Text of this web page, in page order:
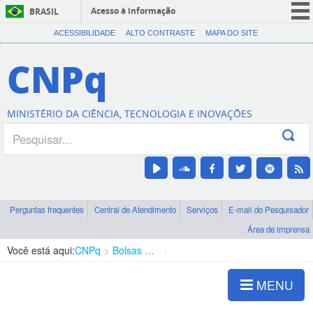
BRASIL
Acesso à informação
CORONAVÍRUS (COVID-19)
Canais
ACESSIBILIDADE ALTO CONTRASTE MAPA DO SITE
CNPq
MINISTÉRIO DA CIÊNCIA, TECNOLOGIA E INOVAÇÕES
Perguntas frequentes Central de Atendimento Serviços
E-mail do Pesquisador
Área de imprensa
Você está aqui:CNPq Bolsas e Auxílios Vigentes
MENU